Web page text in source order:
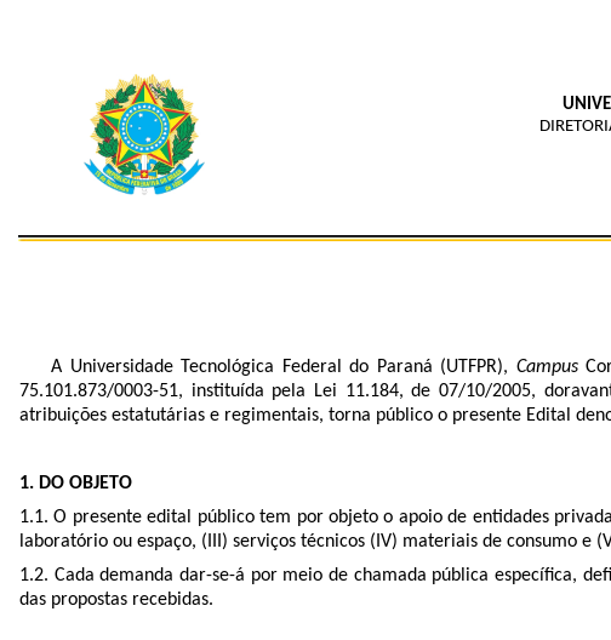
A Universidade Tecnológica Federal do Paraná (UTFPR), Campus
75.101.873/0003-51, instituída pela Lei 11.184, de 07/10/2005,
atribuições estatutárias e regimentais, torna público o presente Edital
1. DO OBJETO
1.1. O presente edital público tem por objeto o apoio de entidades
laboratório ou espaço, (III) serviços técnicos (IV) materiais de consumo e
1.2. Cada demanda dar-se-á por meio de chamada pública específica,
das propostas recebidas.